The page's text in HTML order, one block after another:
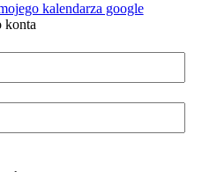
kalendarza google
konta